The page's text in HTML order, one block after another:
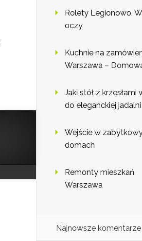
Rolety Legionowo.
oczy
Kuchnie na
Warszawa –
Jaki stół z krzesłami
do eleganckiej jadalni
Wejście w
domach
Remonty mieszkań
Warszawa
Najnowsze komentarze